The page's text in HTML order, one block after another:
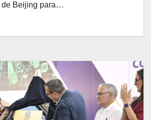
de Beijing para…